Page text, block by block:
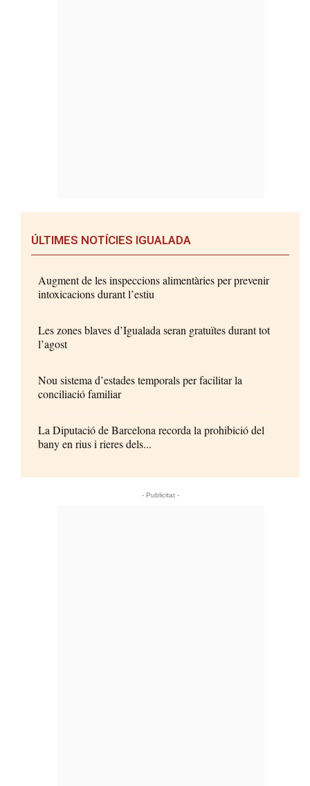
ÚLTIMES NOTÍCIES IGUALADA
Augment de les inspeccions alimentàries per prevenir
intoxicacions durant l’estiu
Les zones blaves d’Igualada seran gratuïtes durant tot
l’agost
Nou sistema d’estades temporals per facilitar la
conciliació familiar
La Diputació de Barcelona recorda la prohibició del
bany en rius i rieres dels...
- Publicitat -